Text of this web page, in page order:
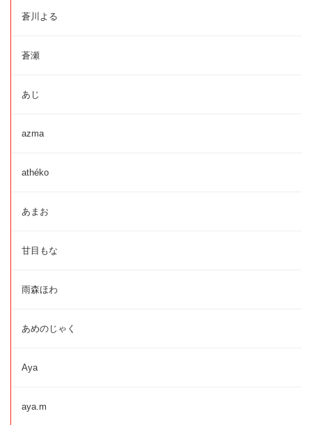
蒼川よる
蒼瀬
あじ
azma
athéko
あまお
甘目もな
雨森ほわ
あめのじゃく
Aya
aya.m